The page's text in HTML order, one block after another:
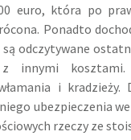
euro, która po
Ponadto
odczytywane
z innymi
i kradzieży.
ubezpieczenia
rzeczy ze